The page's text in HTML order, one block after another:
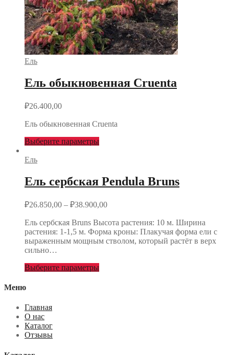
Ель
Ель обыкновенная Cruenta
₽26.400,00
Ель обыкновенная Cruenta
Выберите параметры
Ель
Ель сербская Pendula Bruns
₽26.850,00 – ₽38.900,00
Ель сербская Bruns Высота растения: 10 м. Ширина
растения: 1-1,5 м. Форма кроны: Плакучая форма ели с
выраженным мощным стволом, который растёт в верх
сильно…
Выберите параметры
Меню
Главная
О нас
Каталог
Отзывы